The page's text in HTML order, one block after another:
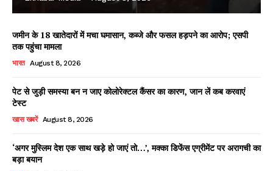
जमीन के 18 खातेदारों में मचा घमासान, कब्जे और फसल हड़पने का आरोप; एसपी
तक पहुंचा मामला
भारत August 8, 2026
पेट से जुड़ी समस्या बन न जाए कोलोरेक्टल कैंसर का कारण, जान लें कब करवाएं
टेस्ट
खास खबरें August 8, 2026
‘अगर मुस्लिम देश एक साथ खड़े हो जाएं तो…’, मक्का डिफेंस एग्रीमेंट पर अरागची का
बड़ा बयान